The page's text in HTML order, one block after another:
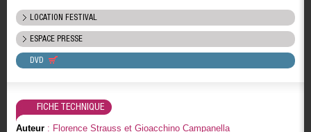
LOCATION FESTIVAL
ESPACE PRESSE
DVD
FICHE TECHNIQUE
Auteur: Florence Strauss et Gioacchino Campanella